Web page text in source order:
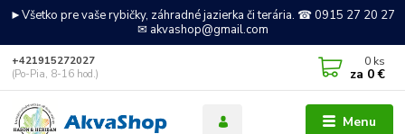
►Všetko pre vaše rybičky, záhradné jazierka či terária. ☎ 0915 27 20 27
✉ akvashop@gmail.com
Menu
+421915272027
(Po-Pia, 8-16 hod.)
0 ks
za 0 €